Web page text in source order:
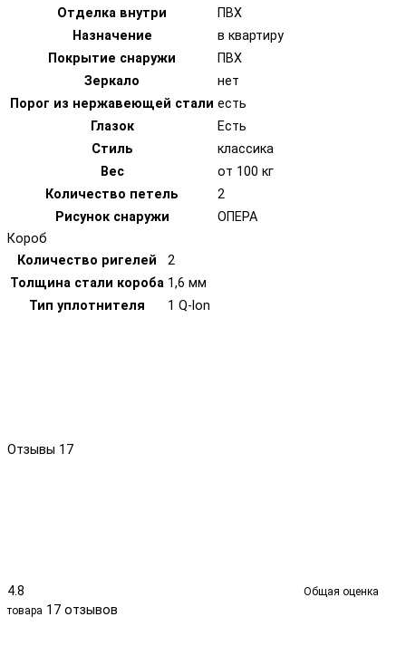
Отделка внутри
ПВХ
Назначение
в квартиру
Покрытие снаружи
ПВХ
Зеркало
нет
Порог из нержавеющей стали есть
Глазок
Есть
Стиль
классика
Вес
от 100 кг
Количество петель
2
Рисунок снаружи
ОПЕРА
Короб
Количество ригелей
2
Толщина стали короба 1,6 мм
Тип уплотнителя
1 Q-lon
Отзывы 17
4.8
Общая оценка
товара 17 отзывов